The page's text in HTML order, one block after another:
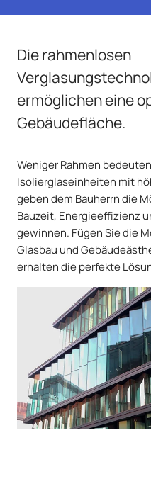
Die rahmenlosen
ermöglichen eine
Gebäudefläche.
Weniger Rahmen
Isolierglaseinheiten mit
geben dem Bauherrn die
Bauzeit, Energieeffizienz
gewinnen. Fügen Sie die
Glasbau und
erhalten die perfekte